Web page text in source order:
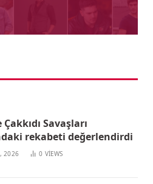
Savaşları
rekabeti değerlendirdi
2026 0 VIEWS